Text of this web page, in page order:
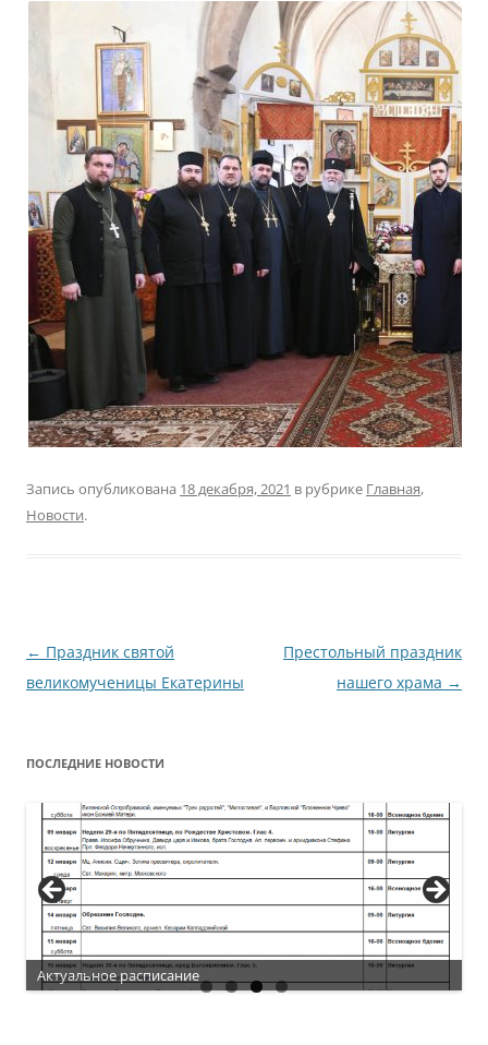
Запись опубликована 18 декабря, 2021 в рубрике Главная,
Новости.
Навигация
по
← Праздник святой
великомученицы Екатерины
Престольный праздник
нашего храма →
ПОСЛЕДНИЕ НОВОСТИ
Актуальное расписание